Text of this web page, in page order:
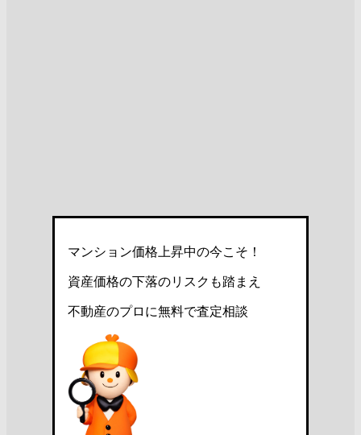
マンション価格上昇中の今こそ！
資産価格の下落のリスクも踏まえ
不動産のプロに無料で査定相談